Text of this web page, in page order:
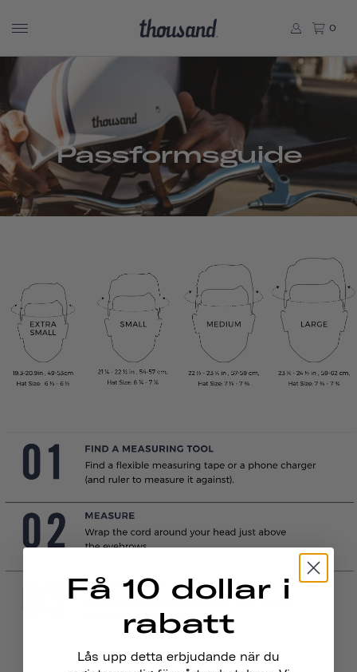
0
Passformsguide
Få 10 dollar i
rabatt
Lås upp detta erbjudande när du